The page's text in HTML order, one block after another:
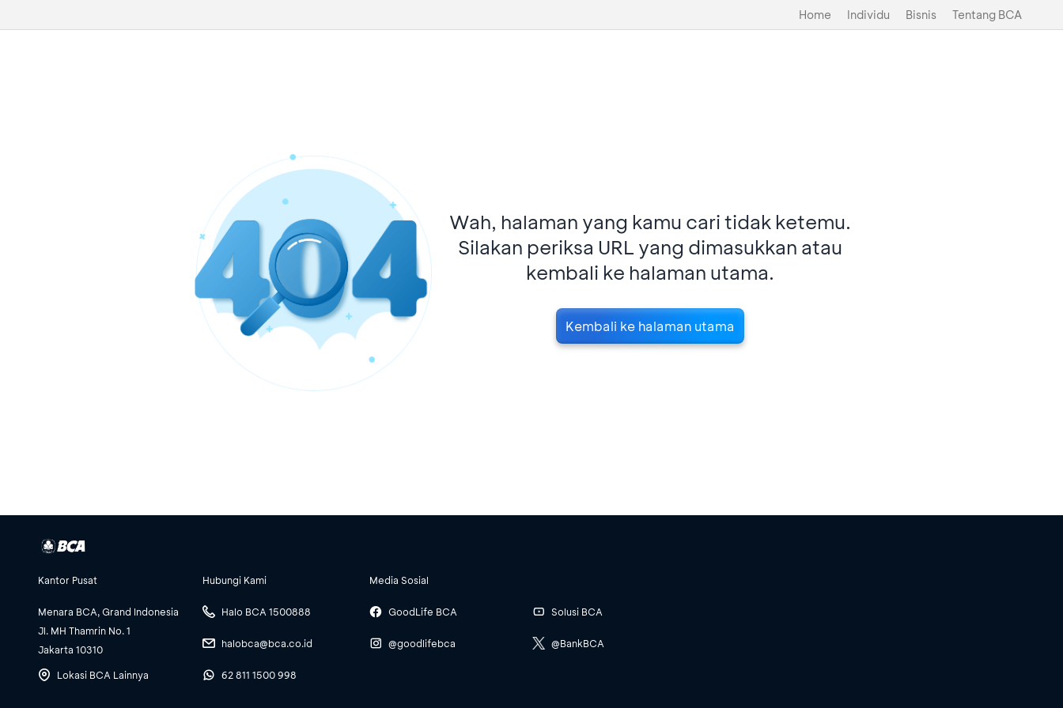
Home Individu Bisnis Tentang BCA
Wah, halaman yang kamu cari tidak ketemu.
Silakan periksa URL yang dimasukkan atau
kembali ke halaman utama.
Kembali ke halaman utama
Kantor Pusat
Menara BCA, Grand Indonesia
Jl. MH Thamrin No. 1
Jakarta 10310
Lokasi BCA Lainnya
Hubungi Kami
Halo BCA 1500888
halobca@bca.co.id
62 811 1500 998
Media Sosial
GoodLife BCA
@goodlifebca
Solusi BCA
@BankBCA